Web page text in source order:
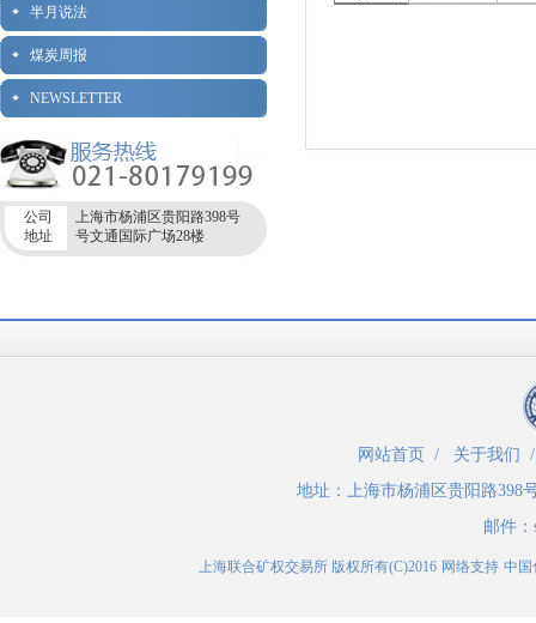
半月说法
煤炭周报
NEWSLETTER
公司
地址
上海市杨浦区贵阳路398号
号文通国际广场28楼
网站首页 / 关于我们
地址： 上海市杨浦区贵阳路398
邮件：
上海联合矿权交易所版权所有(C)2016 网络支持 中国